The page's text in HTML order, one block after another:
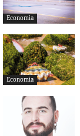
Economia
Economia